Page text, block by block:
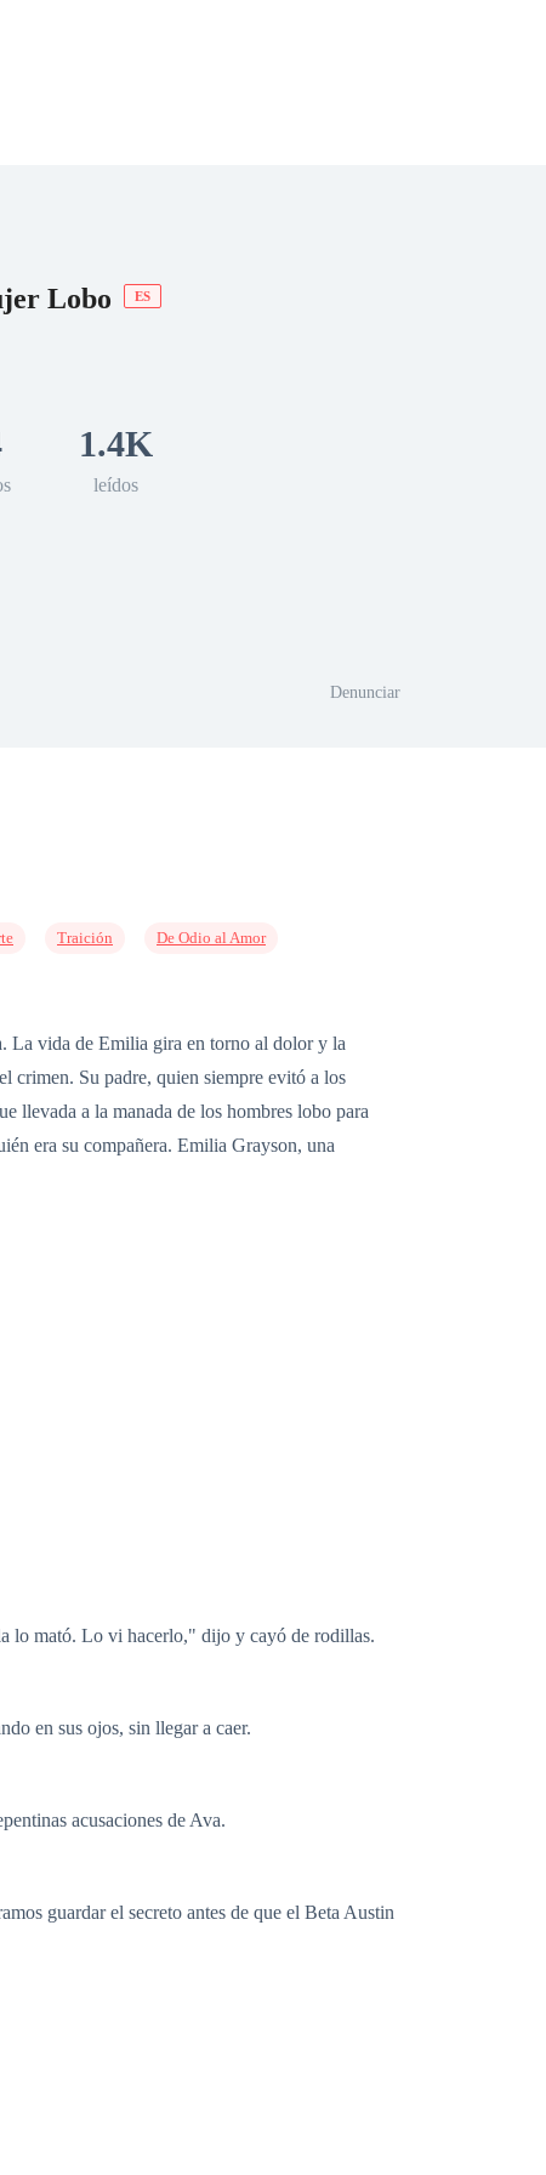
Lobo ES
1.4K
leídos
Denunciar
Traición De Odio al Amor
La vida de Emilia gira en torno al dolor y la
crimen. Su padre, quien siempre evitó a los
llevada a la manada de los hombres lobo para
era su compañera. Emilia Grayson, una
lo mató. Lo vi hacerlo," dijo y cayó de rodillas.
en sus ojos, sin llegar a caer.
acusaciones de Ava.
guardar el secreto antes de que el Beta Austin